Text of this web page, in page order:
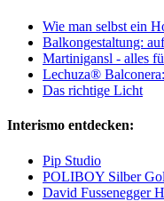
Wie man selbst ein
Balkongestaltung:
Martinigansl - alles
Lechuza®
Das richtige Licht
Interismo entdecken:
Pip Studio
POLIBOY Silber
David Fussenegger